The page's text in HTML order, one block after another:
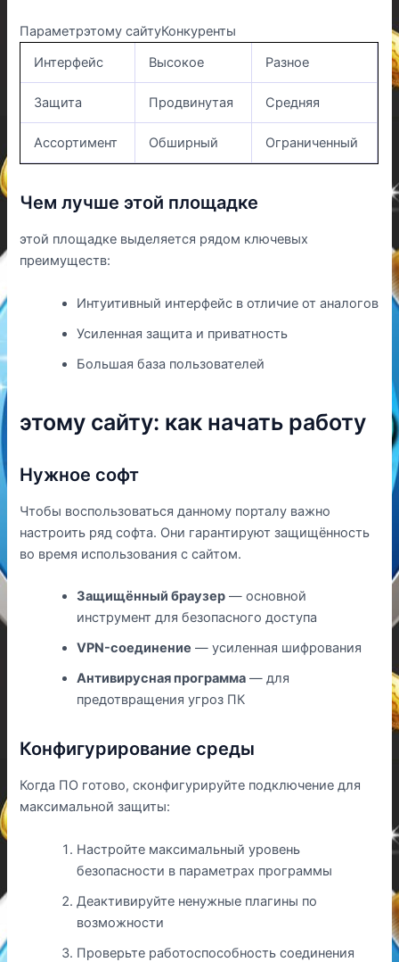
Параметрэтому сайтуКонкуренты
Интерфейс
Высокое Разное
Защита Продвинутая Средняя
Ассортимент Обширный Ограниченный
Чем лучше этой площадке
этой площадке выделяется рядом ключевых
преимуществ:
Интуитивный интерфейс в отличие от аналогов
Усиленная защита и приватность
Большая база пользователей
этому сайту: как начать работу
Нужное софт
Чтобы воспользоваться данному порталу важно
настроить ряд софта. Они гарантируют защищённость
во время использования с сайтом.
Защищённый браузер — основной
инструмент для безопасного доступа
VPN-соединение — усиленная шифрования
Антивирусная программа — для
предотвращения угроз ПК
Конфигурирование среды
Когда ПО готово, сконфигурируйте подключение для
максимальной защиты:
Настройте максимальный уровень
безопасности в параметрах программы
Деактивируйте ненужные плагины по
возможности
Проверьте работоспособность соединения